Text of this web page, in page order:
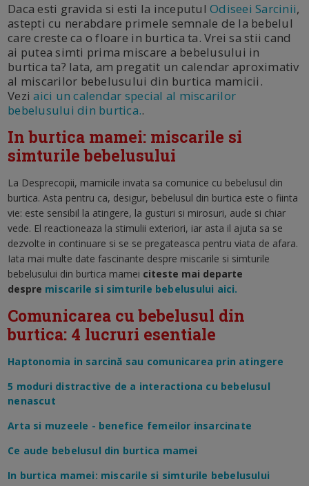
Daca esti gravida si esti la inceputul Odiseei Sarcinii,
astepti cu nerabdare primele semnale de la bebelul
care creste ca o floare in burtica ta. Vrei sa stii cand
ai putea simti prima miscare a bebelusului in
burtica ta? Iata, am pregatit un calendar aproximativ
al miscarilor bebelusului din burtica mamicii.
Veziaici un calendar special al miscarilor
bebelusului din burtica..
In burtica mamei: miscarile si
simturile bebelusului
La Desprecopii, mamicile invata sa comunice cu bebelusul din
burtica. Asta pentru ca, desigur, bebelusul din burtica este o fiinta
vie: este sensibil la atingere, la gusturi si mirosuri, aude si chiar
vede. El reactioneaza la stimulii exteriori, iar asta il ajuta sa se
dezvolte in continuare si se se pregateasca pentru viata de afara.
Iata mai multe date fascinante despre miscarile si simturile
bebelusului din burtica mamei citeste mai departe
despre miscarile si simturile bebelusului aici.
Comunicarea cu bebelusul din
burtica: 4 lucruri esentiale
Haptonomia in sarcină sau comunicarea prin atingere
5 moduri distractive de a interactiona cu bebelusul
nenascut
Arta si muzeele - benefice femeilor insarcinate
Ce aude bebelusul din burtica mamei
In burtica mamei: miscarile si simturile bebelusului